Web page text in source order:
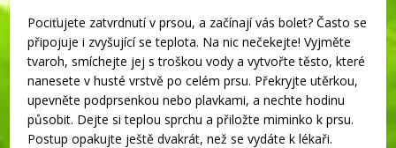
Pociťujete zatvrdnutí v prsou, a začínají vás bolet? Často se
připojuje i zvyšující se teplota. Na nic nečekejte! Vyjměte
tvaroh, smíchejte jej s troškou vody a vytvořte těsto, které
nanesete v husté vrstvě po celém prsu. Překryjte utěrkou,
upevněte podprsenkou nebo plavkami, a nechte hodinu
působit. Dejte si teplou sprchu a přiložte miminko k prsu.
Postup opakujte ještě dvakrát, než se vydáte k lékaři.